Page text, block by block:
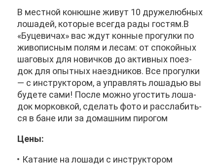
В мест­ной ко­нюшне жи­вут 10 дру­же­люб­ных
ло­ша­дей, ко­то­рые все­гда ра­ды го­стям.В
«Бу­це­ви­чах» вас ждут кон­ные про­гул­ки по
жи­во­пис­ным по­лям и ле­сам: от спо­кой­ных
ша­го­вых для но­вич­ков до ак­тив­ных по­ез­
док для опыт­ных на­езд­ни­ков. Все про­гул­ки
— с ин­струк­то­ром, а управ­лять ло­ша­дью вы
бу­де­те са­ми! По­сле мож­но уго­стить ло­ша­
док мор­ков­кой, сде­лать фо­то и рас­сла­бить­
ся в бане или за до­маш­ним пи­ро­гом
Це­ны:
Ка­та­ние на ло­ша­ди с ин­струк­то­ром